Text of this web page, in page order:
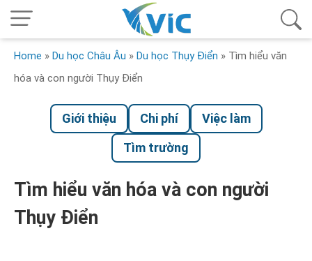
Home » Du học Châu Âu » Du học Thụy Điển » Tìm hiểu văn
hóa và con người Thụy Điển
Giới thiệu Chi phí
Việc làm
Tìm trường
Tìm hiểu văn hóa và con người
Thụy Điển